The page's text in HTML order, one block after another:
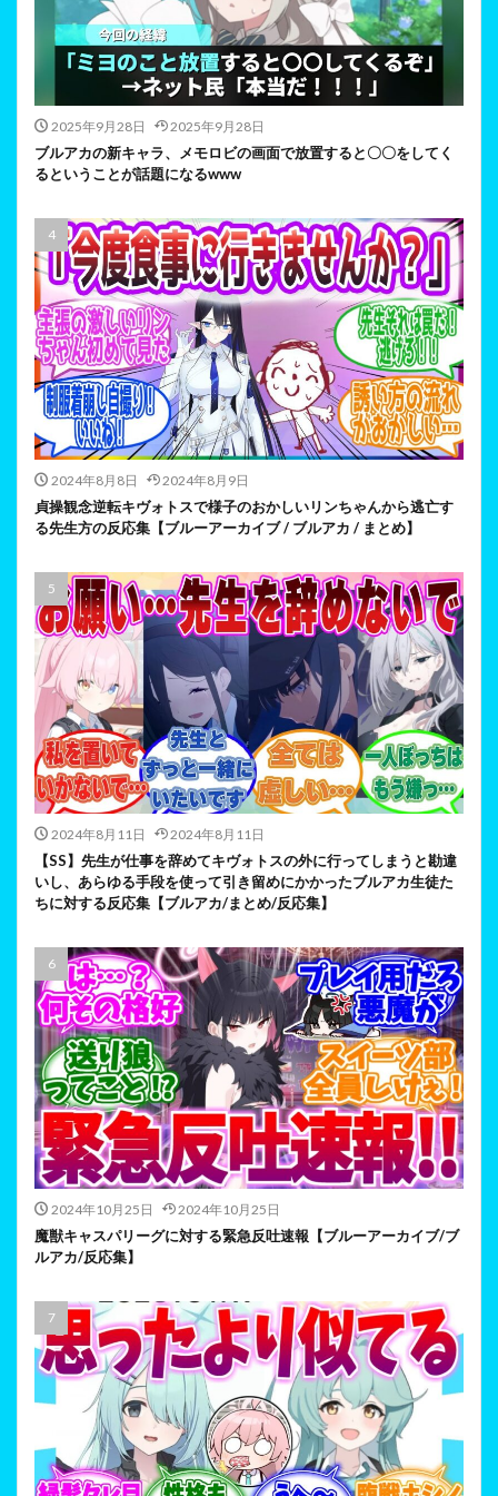
2025年9月28日 2025年9月28日
ブルアカの新キャラ、メモロビの画面で放置すると〇〇をしてく
るということが話題になるwww
2024年8月8日 2024年8月9日
貞操観念逆転キヴォトスで様子のおかしいリンちゃんから逃亡す
る先生方の反応集【ブルーアーカイブ / ブルアカ / まとめ】
2024年8月11日 2024年8月11日
【SS】先生が仕事を辞めてキヴォトスの外に行ってしまうと勘違
いし、あらゆる手段を使って引き留めにかかったブルアカ生徒た
ちに対する反応集【ブルアカ/まとめ/反応集】
2024年10月25日 2024年10月25日
魔獣キャスパリーグに対する緊急反吐速報【ブルーアーカイブ/ブ
ルアカ/反応集】